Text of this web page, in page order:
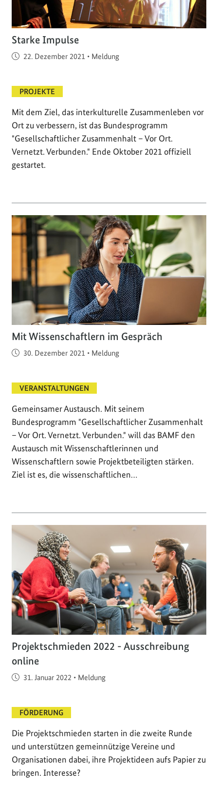
Starke Impulse
Veröffentlicht am
22. Dezember 2021 • Meldung
PROJEKTE
Mit dem Ziel, das interkulturelle Zusammenleben vor
Ort zu verbessern, ist das Bundesprogramm
"Gesellschaftlicher Zusammenhalt – Vor Ort.
Vernetzt. Verbunden." Ende Oktober 2021 offiziell
gestartet.
Mit Wissenschaftlern im Gespräch
Veröffentlicht am
30. Dezember 2021 • Meldung
VERANSTALTUNGEN
Gemeinsamer Austausch. Mit seinem
Bundesprogramm "Gesellschaftlicher Zusammenhalt
– Vor Ort. Vernetzt. Verbunden." will das BAMF den
Austausch mit Wissenschaftlerinnen und
Wissenschaftlern sowie Projektbeteiligten stärken.
Ziel ist es, die wissenschaftlichen…
Projektschmieden 2022 - Ausschreibung
online
Veröffentlicht am
31. Januar 2022 • Meldung
FÖRDERUNG
Die Projektschmieden starten in die zweite Runde
und unterstützen gemeinnützige Vereine und
Organisationen dabei, ihre Projektideen aufs Papier zu
bringen. Interesse?